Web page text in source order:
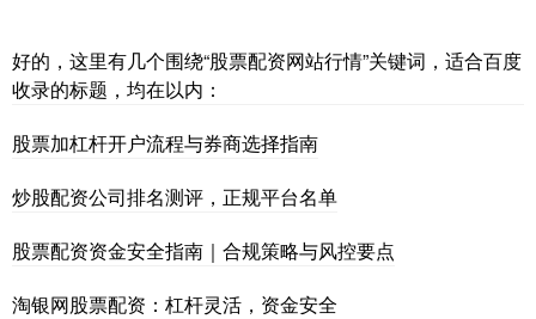
好的，这里有几个围绕“股票配资网站行情”关键词，适合百度
收录的标题，均在以内：
股票加杠杆开户流程与券商选择指南
炒股配资公司排名测评，正规平台名单
股票配资资金安全指南｜合规策略与风控要点
淘银网股票配资：杠杆灵活，资金安全